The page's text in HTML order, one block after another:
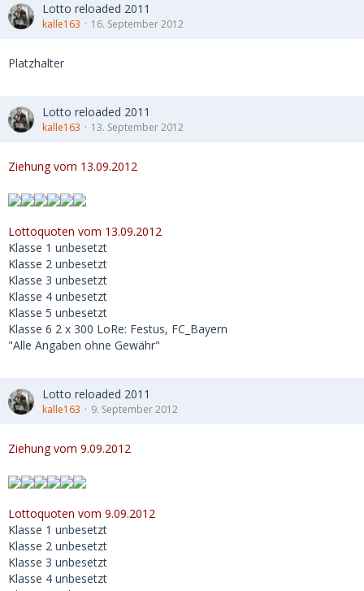
Lotto reloaded 2011
kalle163 16. September 2012
Platzhalter
Lotto reloaded 2011
kalle163 13. September 2012
Ziehung vom 13.09.2012
Lottoquoten vom 13.09.2012
Klasse 1 unbesetzt
Klasse 2 unbesetzt
Klasse 3 unbesetzt
Klasse 4 unbesetzt
Klasse 5 unbesetzt
Klasse 6 2 x 300 LoRe: Festus, FC_Bayern
"Alle Angaben ohne Gewähr"
Lotto reloaded 2011
kalle163 9. September 2012
Ziehung vom 9.09.2012
Lottoquoten vom 9.09.2012
Klasse 1 unbesetzt
Klasse 2 unbesetzt
Klasse 3 unbesetzt
Klasse 4 unbesetzt